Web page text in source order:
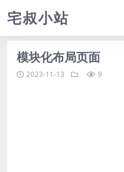
宅叔小站
模块化布局页面
2023-11-13 9